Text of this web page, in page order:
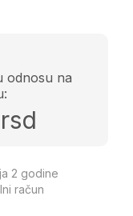
odnosu na
2 godine
račun